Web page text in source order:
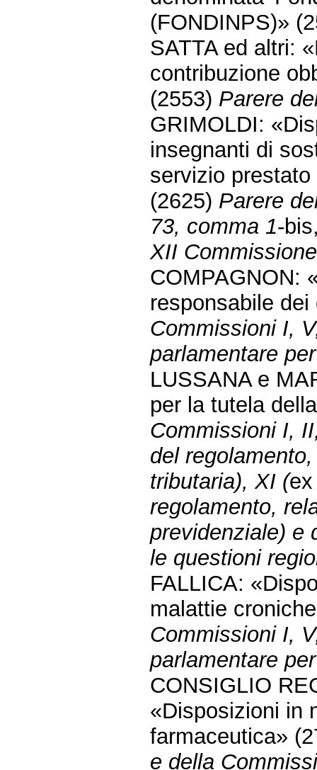
(FONDINPS)»
SATTA ed altri:
contribuzione
(2553) Parere
GRIMOLDI:
insegnanti di
servizio
(2625) Parere
73, comma 1-
XII
COMPAGNON:
responsabile
Commissioni I,
parlamentare
LUSSANA e
per la tutela
Commissioni I,
del
tributaria), XI (
regolamento,
previdenziale) e
le questioni
FALLICA:
malattie
Commissioni I,
parlamentare
CONSIGLIO
«Disposizioni in
farmaceutica»
e della